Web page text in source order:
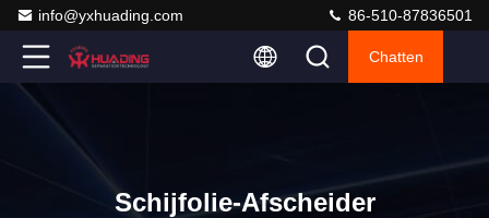
info@yxhuading.com 86-510-87836501
Chatten
Schijfolie-Afscheider